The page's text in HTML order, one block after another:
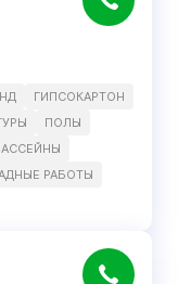
ГИПСОКАРТОН
ПОЛЫ
РАБОТЫ